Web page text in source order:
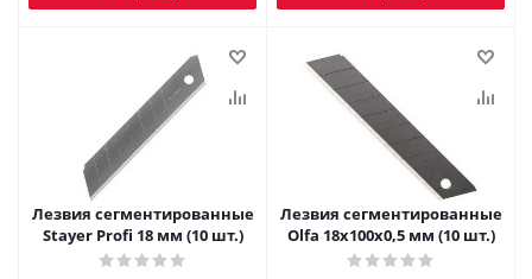
Лезвия сегментированные
Stayer Profi 18 мм (10 шт.)
Лезвия сегментированные
Olfa 18х100х0,5 мм (10 шт.)